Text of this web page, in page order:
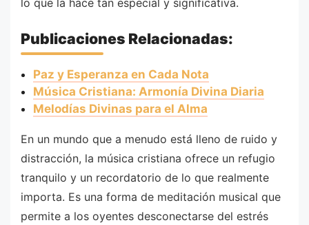
lo que la hace tan especial y significativa.
Publicaciones Relacionadas:
Paz y Esperanza en Cada Nota
Música Cristiana: Armonía Divina Diaria
Melodías Divinas para el Alma
En un mundo que a menudo está lleno de ruido y
distracción, la música cristiana ofrece un refugio
tranquilo y un recordatorio de lo que realmente
importa. Es una forma de meditación musical que
permite a los oyentes desconectarse del estrés